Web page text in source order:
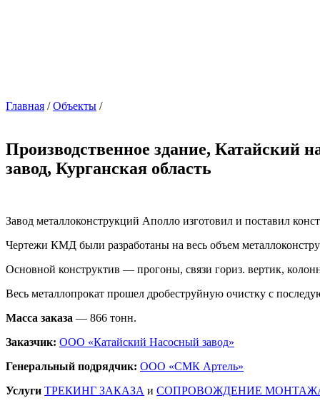
Главная /Объекты /
Производственное здание, Катайский
завод, Курганская область
Завод металлоконструкций Аполло изготовил и поставил
Чертежи КМД были разработаны на весь объем
Основной конструктив — прогоны, связи гориз. вертик,
Весь металлопрокат прошел дробеструйную очистку с
Масса заказа — 866 тонн.
Заказчик: ООО «Катайский Насосный завод»
Генеральный подрядчик: ООО «СМК Артель»
Услуги ТРЕКИНГ ЗАКАЗА и СОПРОВОЖДЕНИЕ